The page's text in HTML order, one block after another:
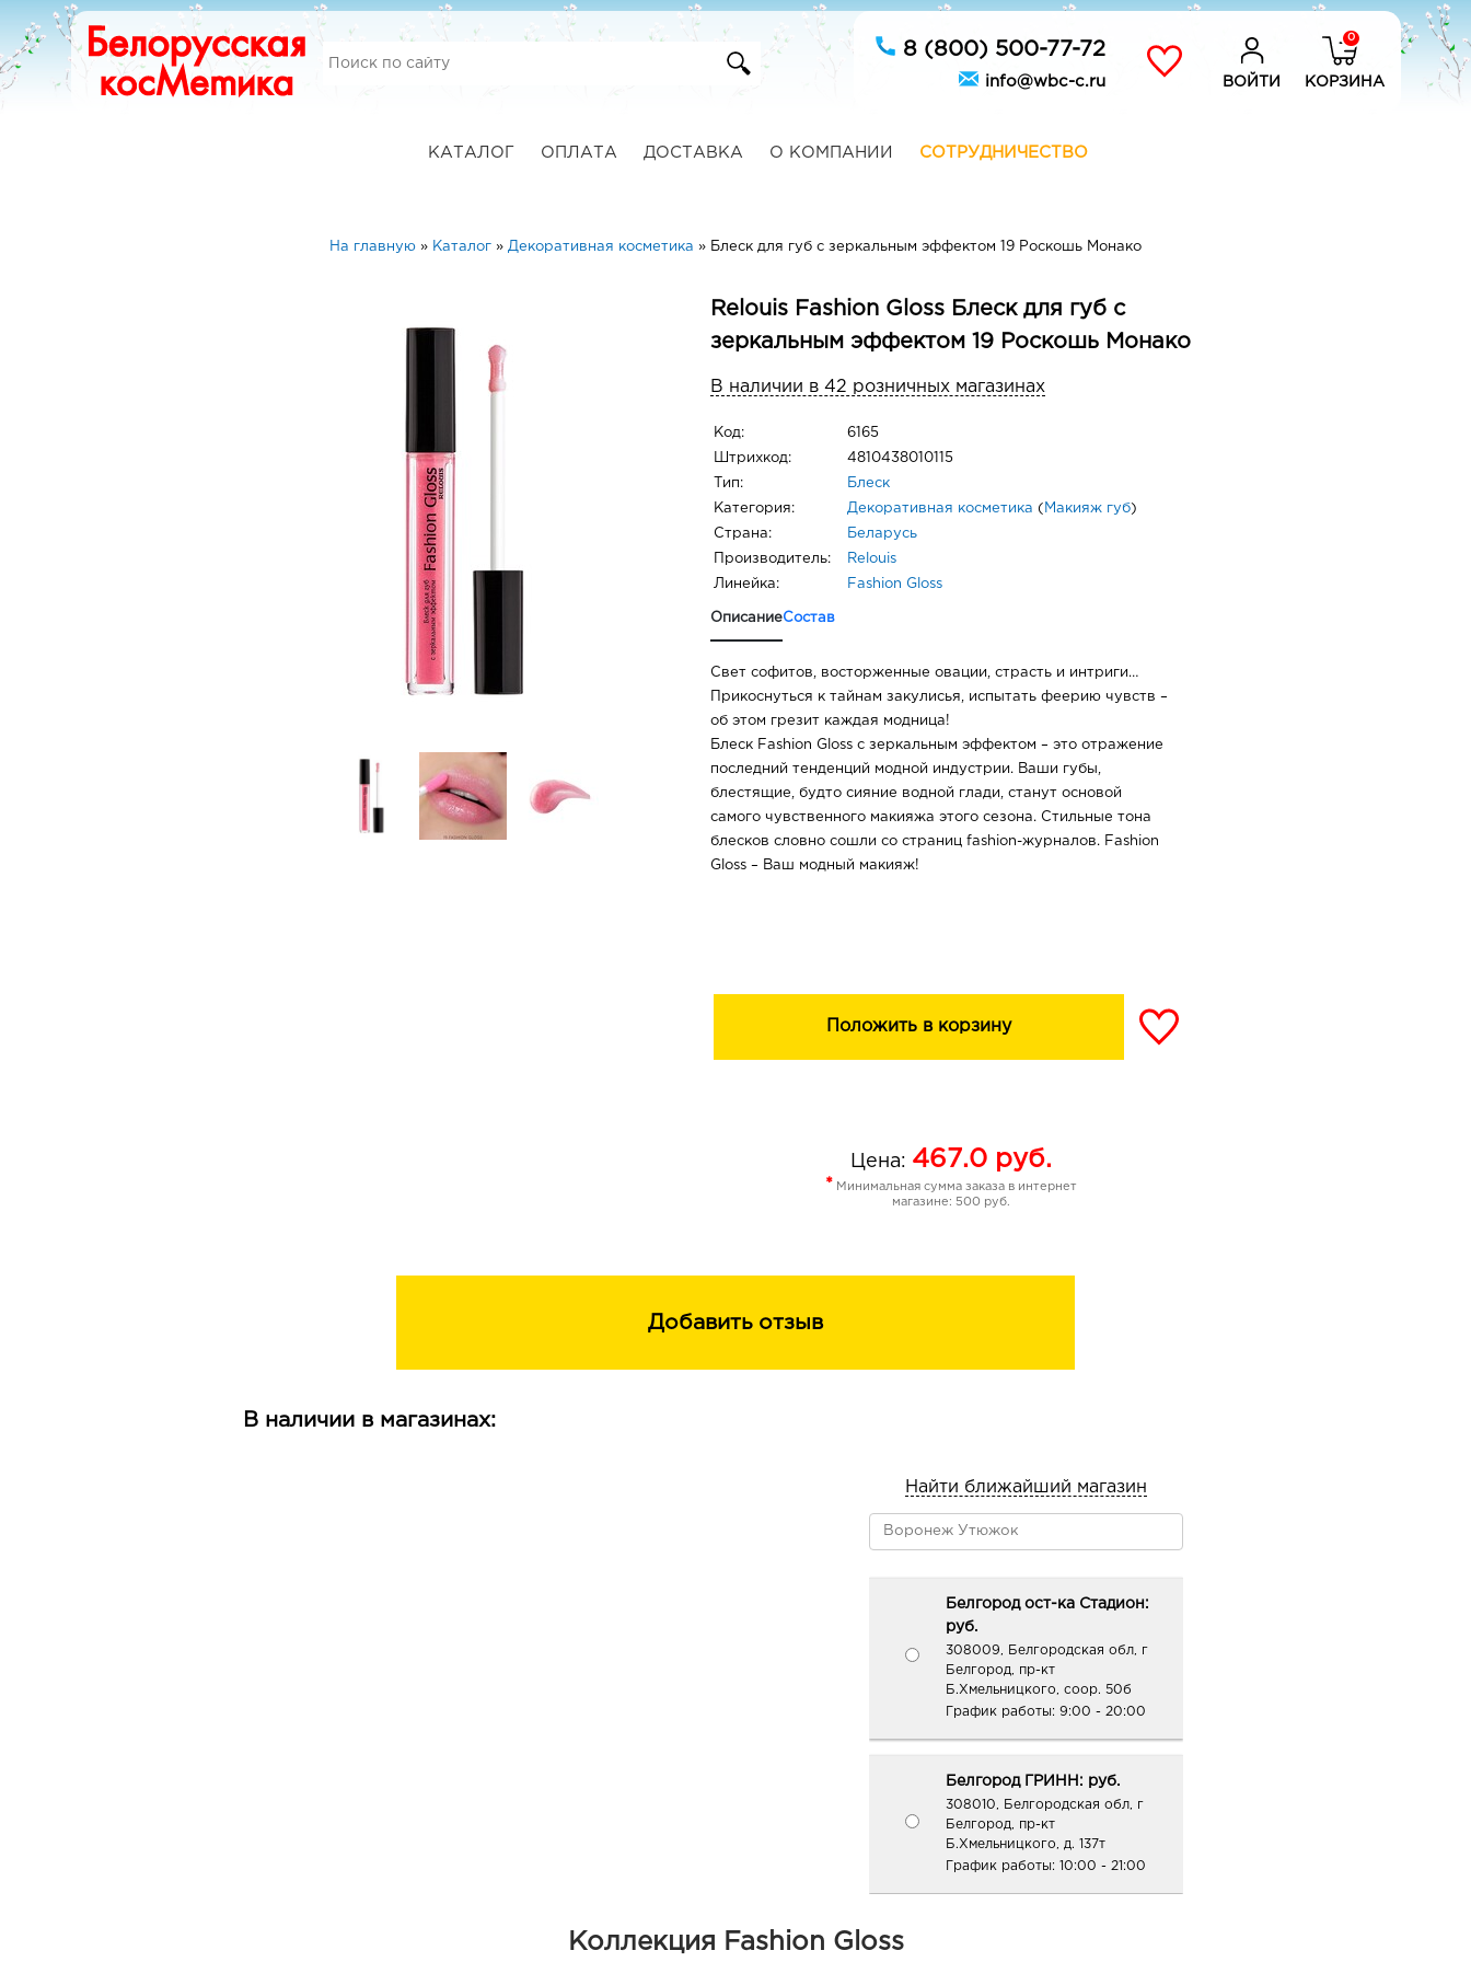
8 (800) 500-77-72
info@wbc-c.ru ВОЙТИ
0
КОРЗИНА
КАТАЛОГ ОПЛАТА ДОСТАВКА О КОМПАНИИ СОТРУДНИЧЕСТВО
На главную » Каталог » Декоративная косметика » Блеск для губ с зеркальным эффектом 19 Роскошь Монако
Relouis Fashion Gloss Блеск для губ с
зеркальным эффектом 19 Роскошь Монако
В наличии в 42 розничных магазинах
Код: 6165
Штрихкод: 4810438010115
Тип: Блеск
Категория: Декоративная косметика ( Макияж губ)
Страна: Беларусь
Производитель: Relouis
Линейка: Fashion Gloss
ОписаниеСостав
Свет софитов, восторженные овации, страсть и интриги…
Прикоснуться к тайнам закулисья, испытать феерию чувств –
об этом грезит каждая модница!
Блеск Fashion Gloss с зеркальным эффектом – это отражение
последний тенденций модной индустрии. Ваши губы,
блестящие, будто сияние водной глади, станут основой
самого чувственного макияжа этого сезона. Стильные тона
блесков словно сошли со страниц fashion-журналов. Fashion
Gloss – Ваш модный макияж!
Положить в корзину
Цена: 467.0 руб.
* Минимальная сумма заказа в интернет
магазине: 500 руб.
Добавить отзыв
В наличии в магазинах:
Найти ближайший магазин
Белгород ост-ка Стадион:
руб.
308009, Белгородская обл, г
Белгород, пр-кт
Б.Хмельницкого, соор. 50б
График работы: 9:00 - 20:00
Белгород ГРИНН: руб.
308010, Белгородская обл, г
Белгород, пр-кт
Б.Хмельницкого, д. 137т
График работы: 10:00 - 21:00
Коллекция Fashion Gloss